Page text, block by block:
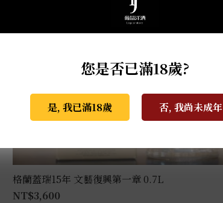
格蘭蓋瑞15年 文藝復興第一章 0.7L
NT$3,600
您是否已滿18歲?
是, 我已滿18歲 否, 我尚未成年